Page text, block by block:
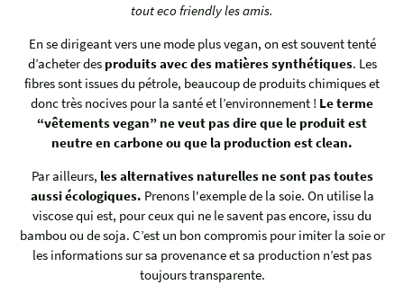
tout eco friendly les amis.
En se dirigeant vers une mode plus vegan, on est souvent tenté
d’acheter des produits avec des matières synthétiques. Les
fibres sont issues du pétrole, beaucoup de produits chimiques et
donc très nocives pour la santé et l’environnement ! Le terme
“vêtements vegan” ne veut pas dire que le produit est
neutre en carbone ou que la production est clean.
Par ailleurs, les alternatives naturelles ne sont pas toutes
aussi écologiques. Prenons l'exemple de la soie. On utilise la
viscose qui est, pour ceux qui ne le savent pas encore, issu du
bambou ou de soja. C’est un bon compromis pour imiter la soie or
les informations sur sa provenance et sa production n’est pas
toujours transparente.